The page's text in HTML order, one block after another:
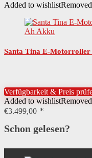
Added to wishlist
Santa Tina E-Motorroller
Verfügbarkeit & Preis
Added to wishlist
€3.499,00
Schon gelesen?